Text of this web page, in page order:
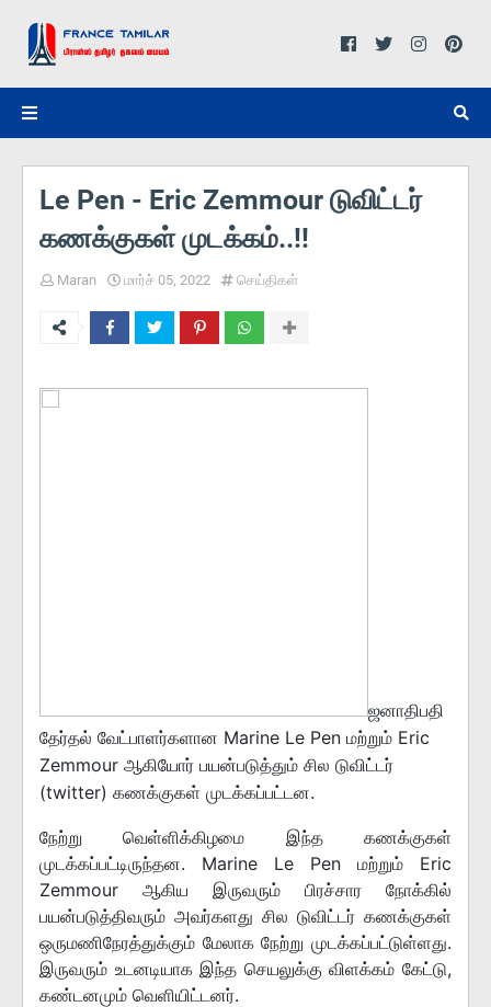
Le Pen - Eric Zemmour டுவிட்டர்
கணக்குகள் முடக்கம்..!!
Maran மார்ச் 05, 2022 செய்திகள்
ஜனாதிபதி
தேர்தல் வேட்பாளர்களான Marine Le Pen மற்றும் Eric
Zemmour ஆகியோர் பயன்படுத்தும் சில டுவிட்டர்
(twitter) கணக்குகள் முடக்கப்பட்டன.
நேற்று வெள்ளிக்கிழமை இந்த கணக்குகள்
முடக்கப்பட்டிருந்தன. Marine Le Pen மற்றும் Eric
Zemmour ஆகிய இருவரும் பிரச்சார நோக்கில்
பயன்படுத்திவரும் அவர்களது சில டுவிட்டர் கணக்குகள்
ஒருமணிநேரத்துக்கும் மேலாக நேற்று முடக்கப்பட்டுள்ளது.
இருவரும் உடனடியாக இந்த செயலுக்கு விளக்கம் கேட்டு,
கண்டனமும் வெளியிட்டனர்.